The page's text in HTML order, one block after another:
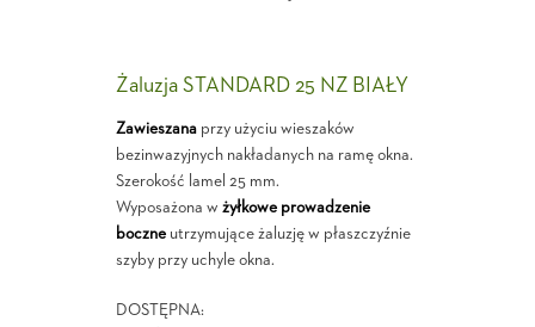
Żaluzja STANDARD 25 NZ BIAŁY
Zawieszanaprzy użyciu wieszaków
bezinwazyjnych nakładanych na ramę okna.
Szerokość lamel 25 mm.
Wyposażona w żyłkowe prowadzenie
boczneutrzymujące żaluzję w płaszczyźnie
szyby przy uchyle okna.
DOSTĘPNA: